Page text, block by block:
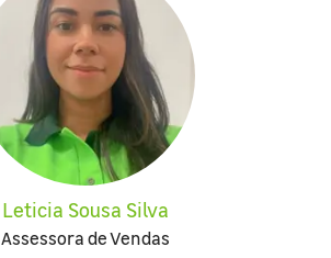
Leticia Sousa Silva
Assessora de Vendas